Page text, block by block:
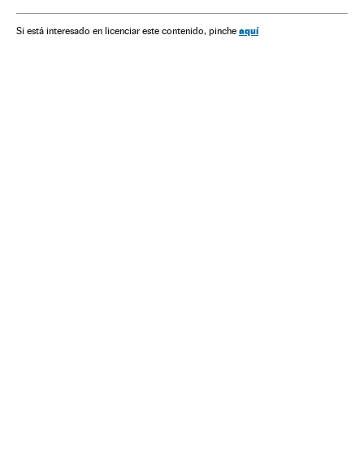
Meios comunicação Política Comunicação Sociedade
Si está interesado en licenciar este contenido, pinche aquí